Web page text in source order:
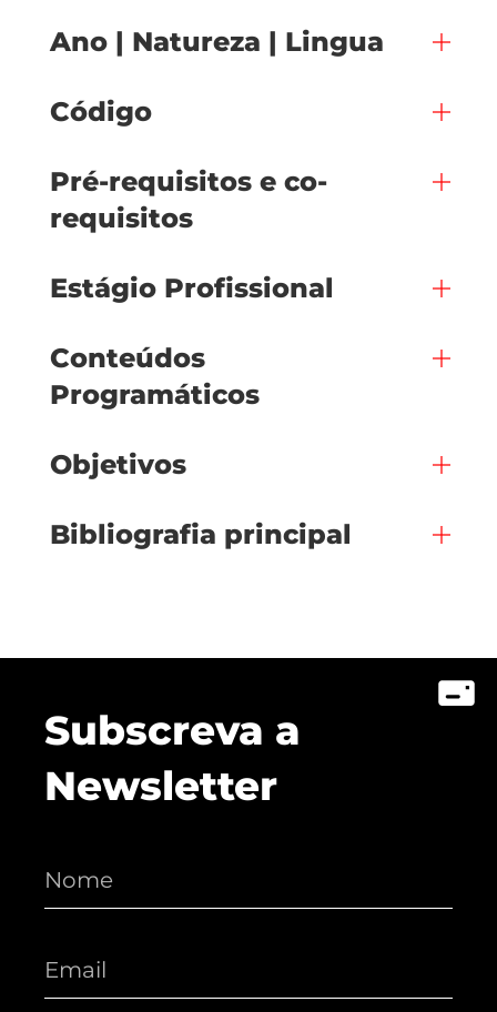
Ano | Natureza | Lingua
Código
Pré-requisitos e co-
requisitos
Estágio Profissional
Conteúdos
Programáticos
Objetivos
Bibliografia principal
Subscreva a
Newsletter